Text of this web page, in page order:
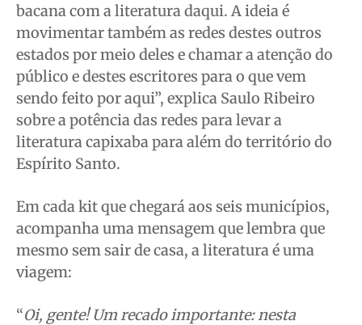
bacana com a literatura daqui. A ideia é
movimentar também as redes destes outros
estados por meio deles e chamar a atenção do
público e destes escritores para o que vem
sendo feito por aqui”, explica Saulo Ribeiro
sobre a potência das redes para levar a
literatura capixaba para além do território do
Espírito Santo.
Em cada kit que chegará aos seis municípios,
acompanha uma mensagem que lembra que
mesmo sem sair de casa, a literatura é uma
viagem:
“Oi, gente! Um recado importante: nesta